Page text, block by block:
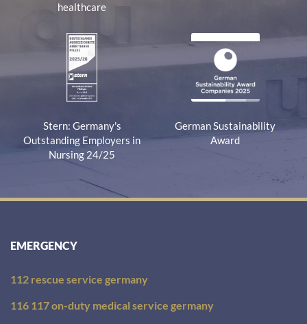
healthcare
Stern: Germany's
Outstanding Employers in
Nursing 24/25
German Sustainability
Award
EMERGENCY
112 rescue service germany
116 117 on-duty medical service germany